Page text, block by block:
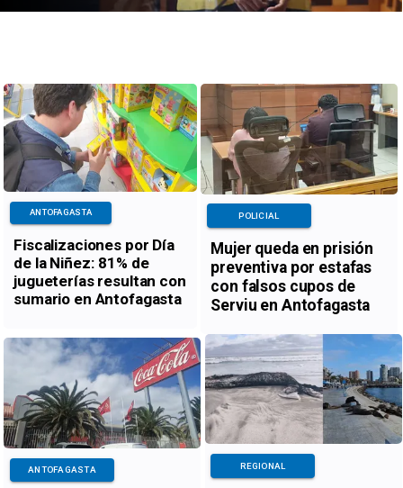
Fiscalizaciones por Día
de la Niñez: 81% de
jugueterías resultan con
sumario en Antofagasta
ANTOFAGASTA
Mujer queda en prisión
preventiva por estafas
con falsos cupos de
Serviu en Antofagasta
POLICIAL
ANTOFAGASTA REGIONAL